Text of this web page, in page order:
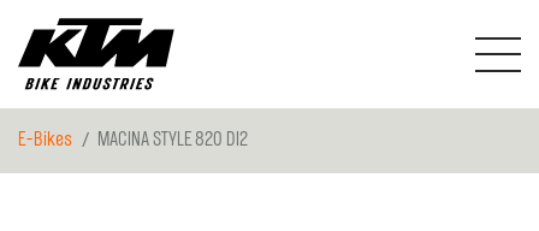
E-Bikes MACINA STYLE 820 DI2